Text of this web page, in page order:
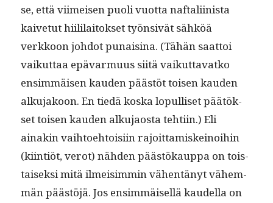
se, että viimeisen puoli vuot­ta naf­tali­in­ista
kaive­tut hiililaitok­set työn­sivät sähköä
verkkoon johdot punaisi­na. (Tähän saat­toi
vaikut­taa epä­var­muus siitä vaikut­ta­vatko
ensim­mäisen kau­den päästöt toisen kau­den
alku­jakoon. En tiedä kos­ka lop­ulliset päätök­
set toisen kau­den alku­jaos­ta tehti­in.) Eli
ainakin vai­h­toe­htoisi­in rajoit­tamiskeinoi­hin
(kiin­tiöt, verot) näh­den päästökaup­pa on tois­
taisek­si mitä ilmeisim­min vähen­tänyt vähem­
män päästöjä. Jos ensim­mäisel­lä kaudel­la on